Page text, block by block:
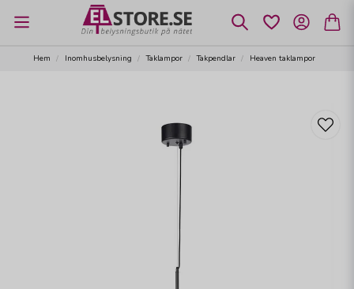
Hem Inomhusbelysning Taklampor Takpendlar Heaven taklampor